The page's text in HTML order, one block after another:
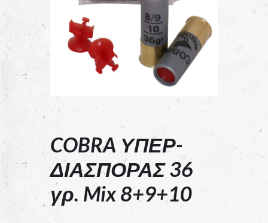
COBRA ΥΠΕΡ-
ΔΙΑΣΠΟΡΑΣ 36
γρ. Mix 8+9+10